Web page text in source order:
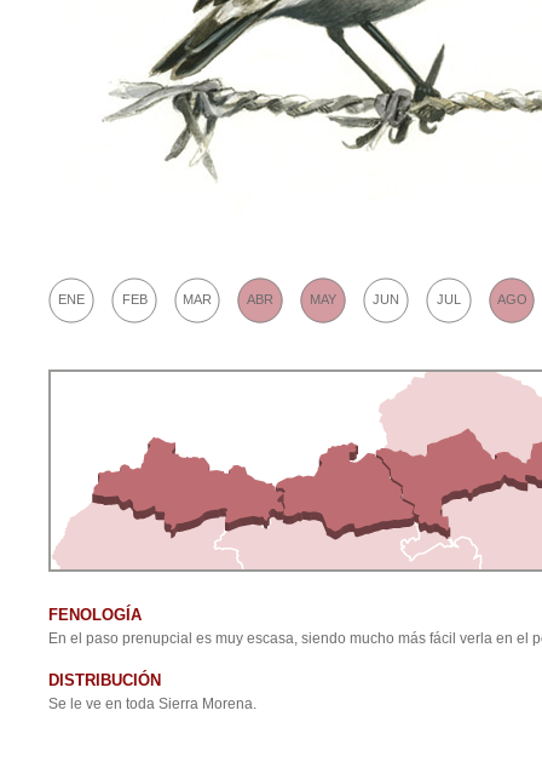
ENE FEB MAR ABR MAY JUN JUL AGO
FENOLOGÍA
En el paso prenupcial es muy escasa, siendo mucho más fácil verla en
DISTRIBUCIÓN
Se le ve en toda Sierra Morena.